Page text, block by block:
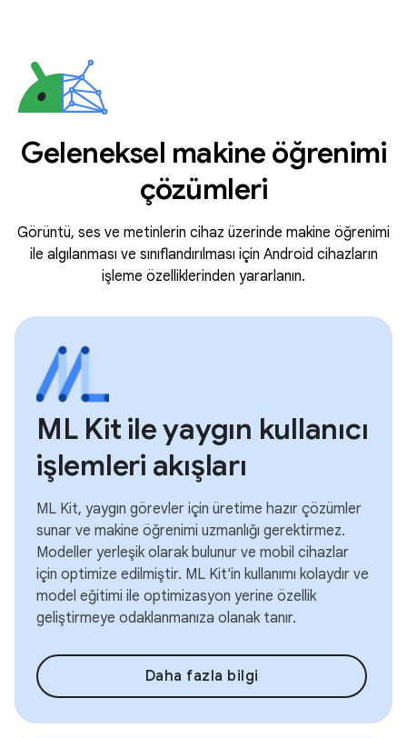
Geleneksel makine öğrenimi
çözümleri
Görüntü, ses ve metinlerin cihaz üzerinde makine öğrenimi
ile algılanması ve sınıflandırılması için Android cihazların
işleme özelliklerinden yararlanın.
ML Kit ile yaygın kullanıcı
işlemleri akışları
ML Kit, yaygın görevler için üretime hazır çözümler
sunar ve makine öğrenimi uzmanlığı gerektirmez.
Modeller yerleşik olarak bulunur ve mobil cihazlar
için optimize edilmiştir. ML Kit'in kullanımı kolaydır ve
model eğitimi ile optimizasyon yerine özellik
geliştirmeye odaklanmanıza olanak tanır.
Daha fazla bilgi